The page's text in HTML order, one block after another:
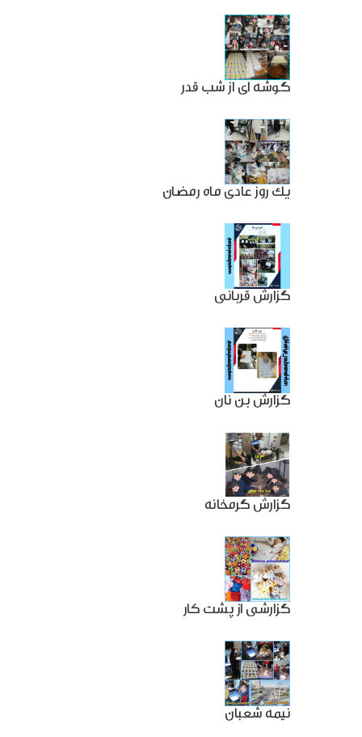
گوشه ای از شب قدر
یک روز عادی ماه رمضان
گزارش قربانی
گزارش بن نان
گزارش گرمخانه
گزارشی از پشت کار
نیمه شعبان